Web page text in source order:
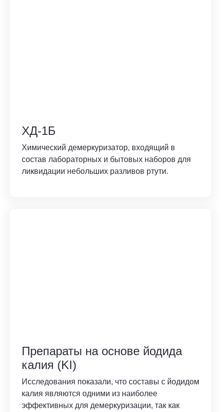
ХД-1Б
Химический демеркуризатор, входящий в
состав лабораторных и бытовых наборов для
ликвидации небольших разливов ртути.
Препараты на основе йодида
калия (KI)
Исследования показали, что составы с йодидом
калия являются одними из наиболее
эффективных для демеркуризации, так как